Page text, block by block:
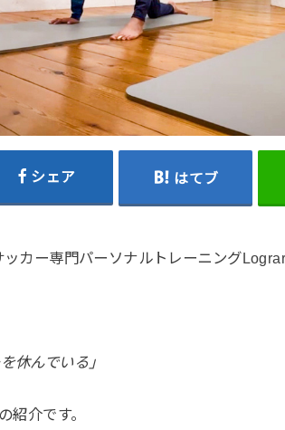
シェア はてブ
カー専門パーソナルトレーニング
休んでいる」
紹介です。